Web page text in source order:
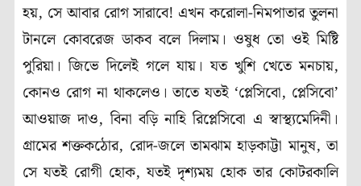
হয়, সে আবার রোগ সারাবে! এখন করোলা-নিমপাতার তুলনা
টানলে কোবরেজ ডাকব বলে দিলাম। ওষুধ তো ওই মিষ্টি
পুরিয়া। জিভে দিলেই গলে যায়। যত খুশি খেতে মনচায়,
কোনও রোগ না থাকলেও। তাতে যতই ‘প্লেসিবো, প্লেসিবো’
আওয়াজ দাও, বিনা বড়ি নাহি রিপ্লেসিবো এ স্বাস্থ্যমেদিনী।
গ্রামের শক্তকঠোর, রোদ-জলে তামঝাম হাড়কাট্টা মানুষ, তা
সে যতই রোগী হোক, যতই দৃশ্যময় হোক তার কোটরকালি